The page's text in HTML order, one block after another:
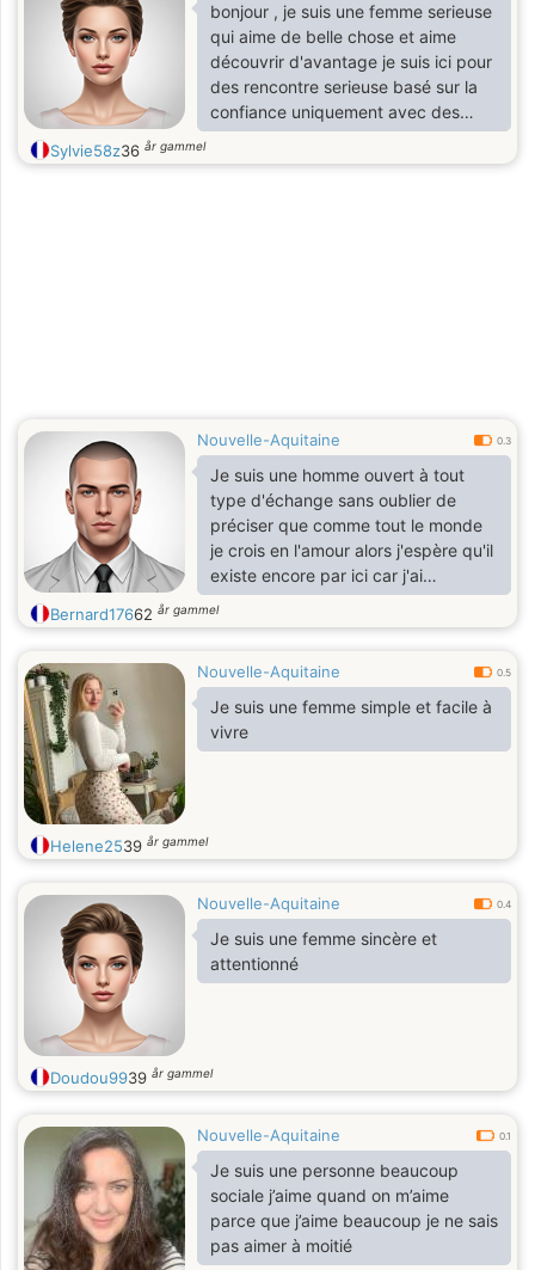
bonjour , je suis une femme serieuse
qui aime de belle chose et aime
découvrir d'avantage je suis ici pour
des rencontre serieuse basé sur la
confiance uniquement avec des
hommes
Sylvie58z36 år gammel
Nouvelle-Aquitaine 0.3
Je suis une homme ouvert à tout
type d'échange sans oublier de
préciser que comme tout le monde
je crois en l'amour alors j'espère qu'il
existe encore par ici car j'ai
beaucoup d'amour à donner; chose
que j'espère en recevoir d'avantage
Bernard17662 år gammel
Nouvelle-Aquitaine 0.5
Je suis une femme simple et facile à
vivre
Helene2539 år gammel
Nouvelle-Aquitaine 0.4
Je suis une femme sincère et
attentionné
Doudou9939 år gammel
Nouvelle-Aquitaine 0.1
Je suis une personne beaucoup
sociale j’aime quand on m’aime
parce que j’aime beaucoup je ne sais
pas aimer à moitié